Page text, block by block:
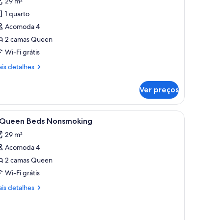
1 quarto
Acomoda 4
2 camas Queen
Wi-Fi grátis
detalhes
Ver preços
grande e um termostato na parede.Quarto de hotel moderno com cama, mesa
9 Beds Nonsmoking
29 m²
Acomoda 4
2 camas Queen
Wi-Fi grátis
detalhes